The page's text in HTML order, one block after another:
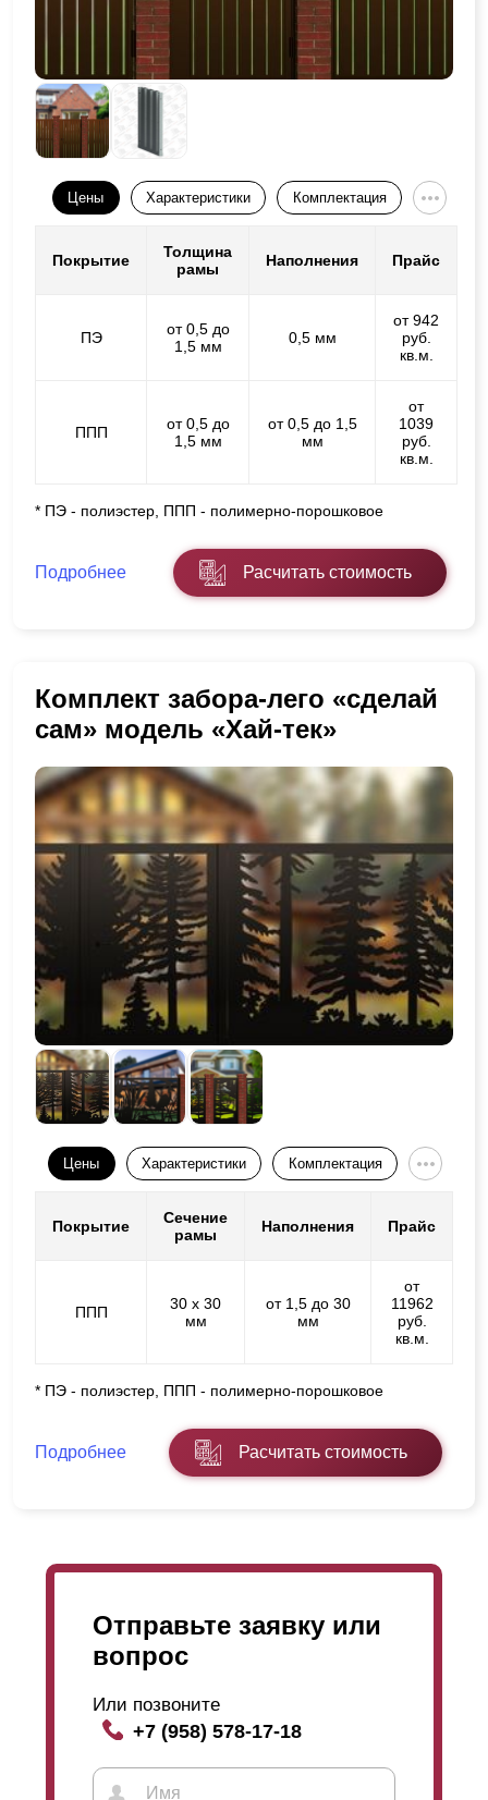
Цены Характеристики Комплектация
Покрытие
Толщина
рамы
Наполнения Прайс
ПЭ
от 0,5 до
1,5 мм
0,5 мм
от 942
руб.
кв.м.
ППП
от 0,5 до
1,5 мм
от 0,5 до 1,5
мм
от
1039
руб.
кв.м.
* ПЭ - полиэстер, ППП - полимерно-порошковое
Подробнее Расчитать стоимость
Комплект забора-лего «сделай
сам» модель «Хай-тек»
Цены Характеристики Комплектация
Покрытие
Сечение
рамы
Наполнения Прайс
ППП
30 х 30
мм
от 1,5 до 30
мм
от
11962
руб.
кв.м.
* ПЭ - полиэстер, ППП - полимерно-порошковое
Подробнее Расчитать стоимость
Отправьте заявку или
вопрос
Или позвоните
+7 (958) 578-17-18